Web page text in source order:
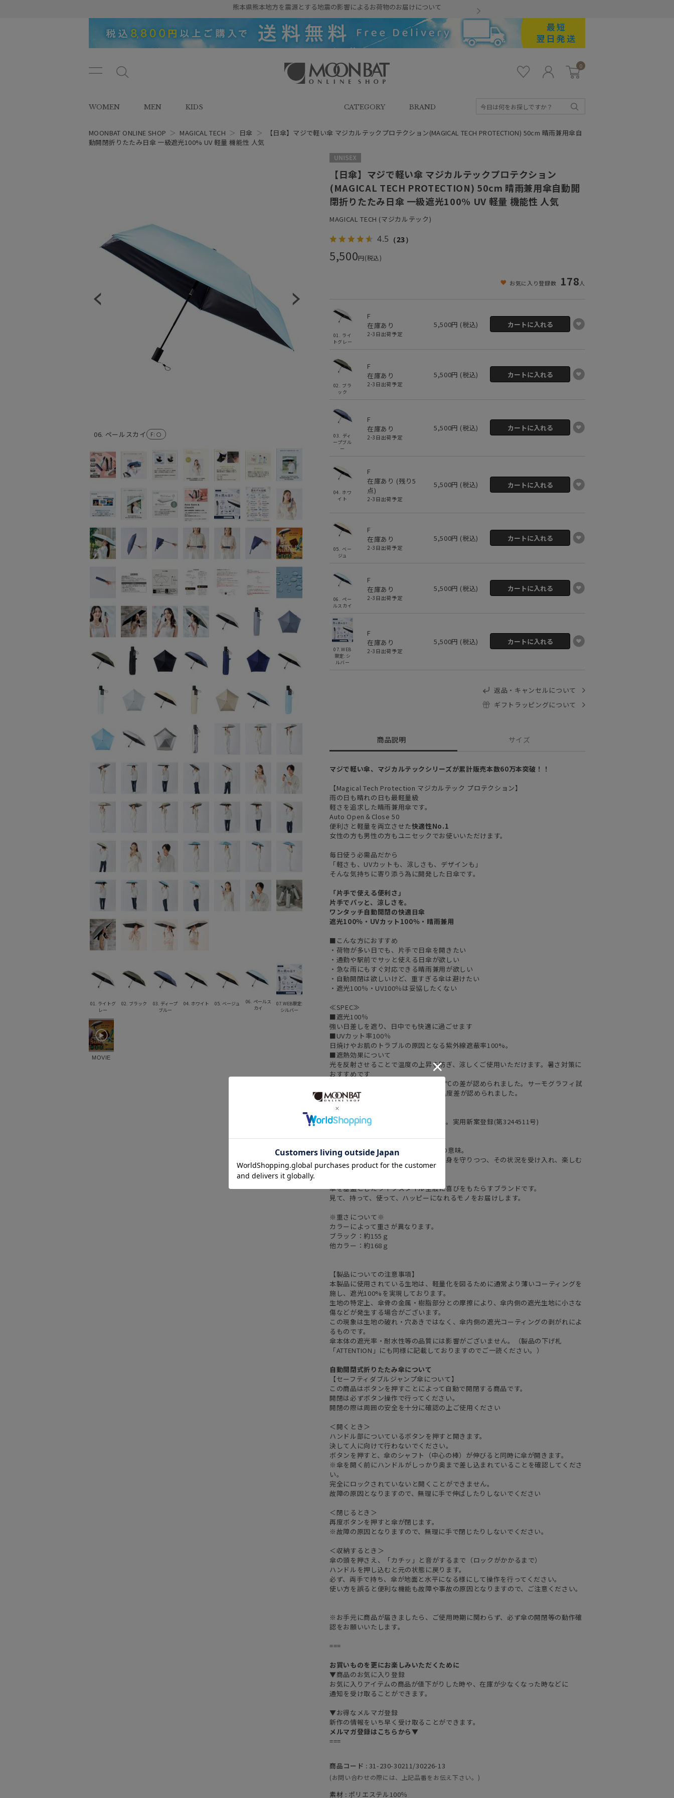
熊本県熊本地方を震源とする地震の影響によるお荷物のお届けについて
ン
ュ
ー
タ
ン
SHOP（ムーンバットオンラインシ
イ
ン
0
WOMEN MEN KIDS CATEGORY BRAND
MOONBAT ONLINE SHOP ＞ MAGICAL TECH ＞ 日傘 ＞
【日傘】マジで軽い傘 マジカルテックプロテクション(MAGICAL TECH PROTECTION) 50cm 晴雨兼用傘自
動開閉折りたたみ日傘 一級遮光100% UV 軽量 機能性 人気
06. ペールスカイ F: 〇
01. ライトグ
レー
02. ブラック
03. ディープ
ブルー
04. ホワイト 05. ベージュ
06. ペールス
カイ
07.WEB限定:
シルバー
MOVIE
【日傘】マジで軽い傘 マジカルテックプロテクション
(MAGICAL TECH PROTECTION) 50cm 晴雨兼用傘自動開
閉折りたたみ日傘 一級遮光100% UV 軽量 機能性 人気
MAGICAL TECH (マジカルテック)
4.5 （23）
5,500円(税込)
お気に入り登録数 178人
01. ライ
トグレー
F
在庫あり
2-3日出荷予定
5,500円 (税込)
02. ブラ
ック
F
在庫あり
2-3日出荷予定
5,500円 (税込)
03. ディ
ープブル
ー
F
在庫あり
2-3日出荷予定
5,500円 (税込)
04. ホワ
イト
F
在庫あり (残り5
点)
2-3日出荷予定
5,500円 (税込)
05. ベー
ジュ
F
在庫あり
2-3日出荷予定
5,500円 (税込)
06. ペー
ルスカイ
F
在庫あり
2-3日出荷予定
5,500円 (税込)
07.WEB
限定:シ
ルバー
F
在庫あり
2-3日出荷予定
5,500円 (税込)
返品・キャンセルについて
ギフトラッピングについて
商品説明 サイズ
マジで軽い傘、マジカルテックシリーズが累計販売本数60万本突破！！
【Magical Tech Protection マジカルテック プロテクション】
雨の日も晴れの日も最軽量級
軽さを追求した晴雨兼用傘です。
Auto Open＆Close 50
便利さと軽量を両立させた快適性No.1
女性の方も男性の方もユニセックでお使いいただけます。
毎日使う必需品だから
「軽さも、UVカットも、涼しさも、デザインも」
そんな気持ちに寄り添う為に開発した日傘です。
「片手で使える便利さ」
片手でパッと、涼しさを。
ワンタッチ自動開閉の快適日傘
遮光100％・UVカット100％・晴雨兼用
■こんな方におすすめ
・荷物が多い日でも、片手で日傘を開きたい
・通勤や駅前でサッと使える日傘が欲しい
・急な雨にもすぐ対応できる晴雨兼用が欲しい
・自動開閉は欲しいけど、重すぎる傘は避けたい
・遮光100％・UV100％は妥協したくない
≪SPEC≫
■遮光100％
強い日差しを遮り、日中でも快適に過ごせます
■UVカット率100％
日焼けやお肌のトラブルの原因となる紫外線遮蔽率100%。
■遮熱効果について
光を反射させることで温度の上昇を防ぎ、涼しくご使用いただけます。暑さ対策に
おすすめです
傘の製品遮熱性評価試験において31.8℃の差が認められました。サーモグラフィ試
験で、顔表面-3.6℃、頭頂部-10.5℃温度差が認められました。
■突然の雨にも安心の撥水力
■魔法のような軽さを実現
独自開発した超軽量カーボン骨を使用。実用新案登録(第3244511号)
【エスタ（estaa）】
estaa=フィンランド語で「まもり」の意味。
雨や風、気候の変動などから緩やかに身を守りつつ、その状況を受け入れ、楽しむ
気分を創出することをコンセプトに、
傘を基盤としたライフスタイル全般に喜びをもたらすブランドです。
見て、持って、使って、ハッピーになれるモノをお届けします。
※重さについて※
カラーによって重さが異なります。
ブラック：約155ｇ
他カラー：約168ｇ
【製品についての注意事項】
本製品に使用されている生地は、軽量化を図るために通常より薄いコーティングを
施し、遮光100%を実現しております。
生地の特定上、傘骨の金属・樹脂部分との摩擦により、傘内側の遮光生地に小さな
傷などが発生する場合がございます。
この現象は生地の破れ・穴あきではなく、傘内側の遮光コーティングの剥がれによ
るものです。
傘本体の遮光率・耐水性等の品質には影響がございません。（製品の下げ札
「ATTENTION」にも同様に記載しておりますのでご一読ください。）
自動開閉式折りたたみ傘について
【セーフティダブルジャンプ傘について】
この商品はボタンを押すことによって自動で開閉する商品です。
開閉は必ずボタン操作で行ってください。
開閉の際は周囲の安全を十分に確認の上ご使用ください
＜開くとき＞
ハンドル部についているボタンを押すと開きます。
決して人に向けて行わないでください。
ボタンを押すと、傘のシャフト（中心の棒）が伸びると同時に傘が開きます。
※傘を開く前にハンドルがしっかり奥まで差し込まれていることを確認してくださ
い。
完全にロックされていないと開くことができません。
故障の原因となりますので、無理に手で伸ばしたりしないでください
＜閉じるとき＞
再度ボタンを押すと傘が閉じます。
※故障の原因となりますので、無理に手で閉じたりしないでください。
＜収納するとき＞
傘の頭を押さえ、「カチッ」と音がするまで（ロックがかかるまで）
ハンドルを押し込むと元の状態に戻ります。
必ず、両手で持ち、傘が地面と水平になる様にして操作を行ってください。
使い方を誤ると便利な機能も故障や事故の原因となりますので、ご注意ください。
※お手元に商品が届きましたら、ご使用時期に関わらず、必ず傘の開閉等の動作確
認をお願いいたします。
===
お買いものを更にお楽しみいただくために
▼商品のお気に入り登録
お気に入りアイテムの商品が値下がりした時や、在庫が少なくなった時などに
通知を受け取ることができます。
▼お得なメルマガ登録
新作の情報をいち早く受け取ることができます。
メルマガ登録はこちらから▼
===
商品コード : 31-230-30211/30226-13
(お問い合わせの際には、上記品番をお伝え下さい。)
素材 : ポリエステル100％